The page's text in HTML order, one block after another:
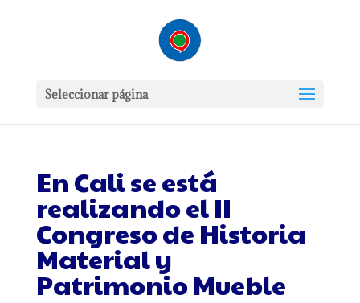
Seleccionar página
En Cali se está
realizando el II
Congreso de Historia
Material y
Patrimonio Mueble